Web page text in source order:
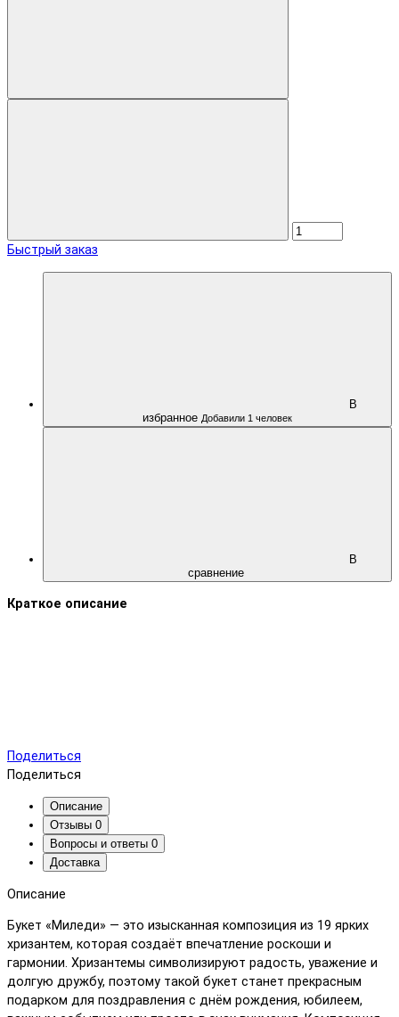
Быстрый заказ
В
избранное Добавили 1 человек
В
сравнение
Краткое описание
Поделиться
Поделиться
Описание
Отзывы 0
Вопросы и ответы 0
Доставка
Описание
Букет «Миледи» — это изысканная композиция из 19 ярких
хризантем, которая создаёт впечатление роскоши и
гармонии. Хризантемы символизируют радость, уважение и
долгую дружбу, поэтому такой букет станет прекрасным
подарком для поздравления с днём рождения, юбилеем,